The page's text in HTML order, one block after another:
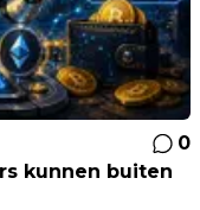
0
kunnen buiten